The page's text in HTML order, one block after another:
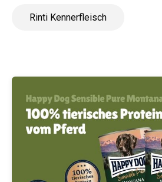
Rinti Kennerfleisch